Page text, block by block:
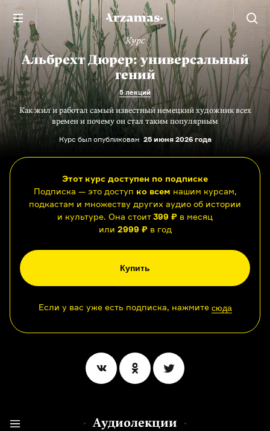
Курс
Альбрехт Дюрер: универсальный
гений
5 лекций
Как жил и работал самый известный немецкий художник всех
времен и почему он стал таким популярным
Курс был опубликован 25 июня 2026 года
Этот курс доступен по подписке
Подписка — это доступ ко всем нашим курсам,
подкастам и множеству других аудио об истории
и культуре. Она стоит399 ₽ в месяц
или 2999 ₽в год
Купить
Если у вас уже есть подписка, нажмите сюда
Аудиолекции